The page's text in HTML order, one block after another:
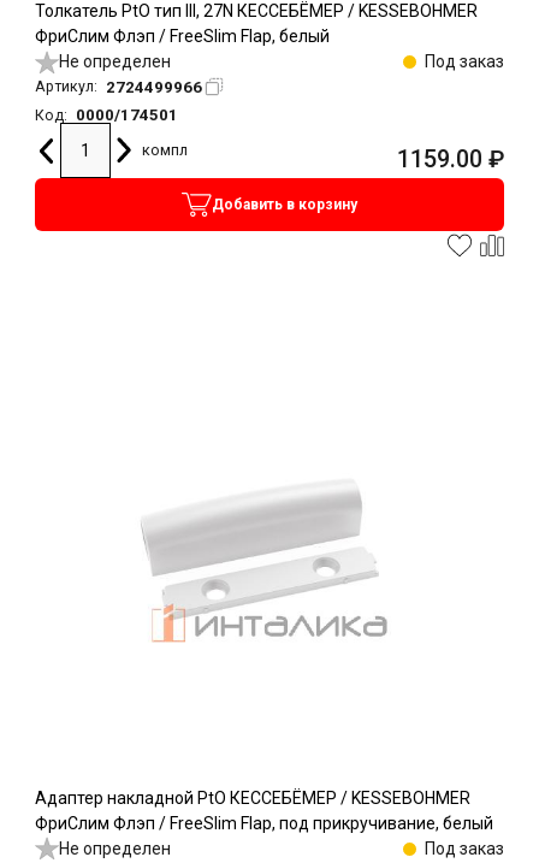
Толкатель PtO тип III, 27N КЕССЕБЁМЕР / KESSEBOHMER
ФриСлим Флэп / FreeSlim Flap, белый
Не определен
Под заказ
Артикул: 2724499966
Код:
0000/174501
компл
1159.00 ₽
Добавить в корзину
Адаптер накладной PtO КЕССЕБЁМЕР / KESSEBOHMER
ФриСлим Флэп / FreeSlim Flap, под прикручивание, белый
Не определен
Под заказ